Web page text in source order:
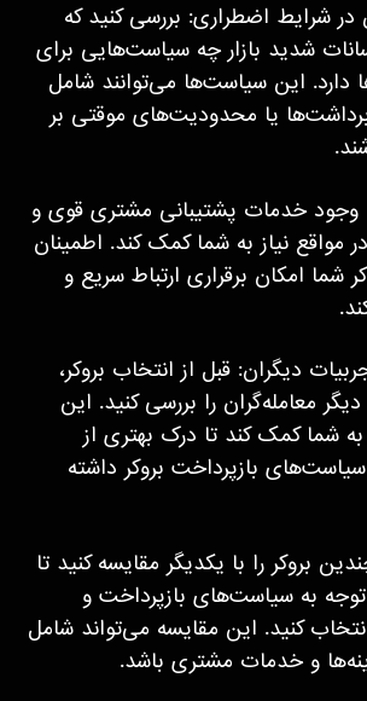
شرایط اضطراری: بررسی کنید که
شدید بازار چه سیاست‌هایی برای
دارد. این سیاست‌ها می‌توانند شامل
یا محدودیت‌های موقتی بر
وجود خدمات پشتیبانی مشتری قوی و
مواقع نیاز به شما کمک کند. اطمینان
شما امکان برقراری ارتباط سریع و
دیگران: قبل از انتخاب بروکر،
معامله‌گران را بررسی کنید. این
شما کمک کند تا درک بهتری از
بازپرداخت بروکر داشته
بروکر را با یکدیگر مقایسه کنید تا
توجه به سیاست‌های بازپرداخت و
کنید. این مقایسه می‌تواند شامل
و خدمات مشتری باشد.